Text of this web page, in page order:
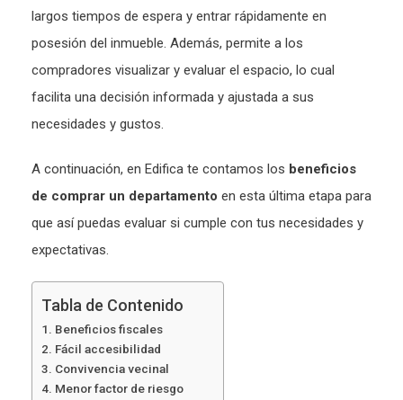
largos tiempos de espera y entrar rápidamente en
posesión del inmueble. Además, permite a los
compradores visualizar y evaluar el espacio, lo cual
facilita una decisión informada y ajustada a sus
necesidades y gustos.
A continuación, en Edifica te contamos los beneficios
de comprar un departamento en esta última etapa para
que así puedas evaluar si cumple con tus necesidades y
expectativas.
Tabla de Contenido
1. Beneficios fiscales
2. Fácil accesibilidad
3. Convivencia vecinal
4. Menor factor de riesgo